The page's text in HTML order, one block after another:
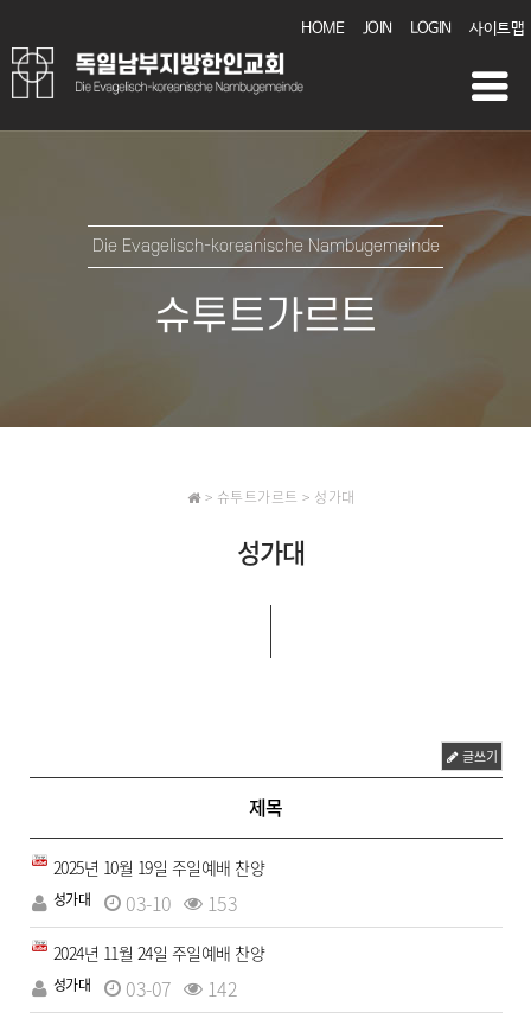
HOME JOIN LOGIN 사이트맵
Die Evagelisch-koreanische Nambugemeinde
슈투트가르트
> 슈투트가르트 > 성가대
성가대
글쓰기
제목
2025년 10월 19일 주일예배 찬양
성가대 03-10 153
2024년 11월 24일 주일예배 찬양
성가대 03-07 142